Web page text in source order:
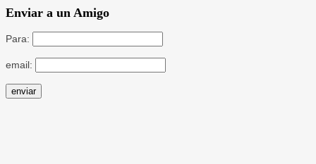
Enviar a un Amigo
Para:
email: